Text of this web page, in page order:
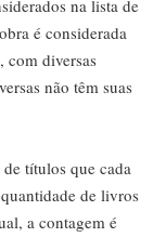
na lista de
é considerada
diversas
não têm suas
títulos que cada
de livros
a contagem é